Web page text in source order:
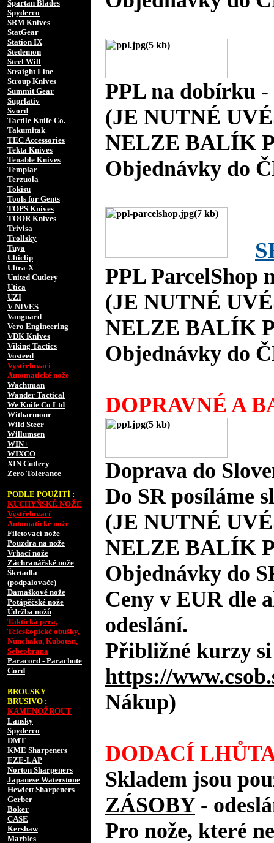
Spartan Blades
Spyderco
SRM Knives
StatGear
Station IX
Stedemon
Steel Will
Straight Line
Stroup Knives
Summit Gear
Suprlativ
Svord
Tactile Knife Co.
Takumitak
TEC Accessories
Tekta Knives
Tenable Knives
Templar
Terzuola
Tokisu
Tools for Gents
TOPS Knives
TOOR Knives
Trivisa
Trollsky
Tuya
Ulticlip
Ultra-X
United Cutlery
Utica
UZI
V NIVES
Vanguard
Vero Engineering
VDK Knives
Viking Tactics
Vosteed
Vystřelovací
Automatické nože
Wachtman
Wander Tactical
We Knife Co Ltd
Witharmour
Wild Steer
Willumsen
WIN+
WIXCO
XIN Cutlery
Zero Tolerance
PODLE POUŽITÍ :
KUCHYŇSKÉ NOŽE
Vystřelovací
Automatické nože
Filetovací nože
Pouzdra na nože
Vrhací nože
Záchranářské nože
Škrtadla
(podpalovače)
Damaškové nože
Potápěčské nože
Údržba nožů
Taktická pera,
Teleskopické obušky,
Nunchaku, Kubotan,
Sebeobrana
Paracord - Parachute
Cord
BROUSKY
BRUSIVO :
KAMENOŽROUT
Lansky
Spyderco
DMT
KME Sharpeners
EZE-LAP
Norton Sharpeners
Japanese Waterstone
Hewlett Sharpeners
Gerber
Boker
CASE
Kershaw
Marbles
PPL na dobírku
(JE NUTNÉ
NELZE BALÍK
Objednávky do
PPL ParcelShop
(JE NUTNÉ
NELZE BALÍK
Objednávky do
DOPRAVNÉ A
Doprava do
Do SR posíláme
(JE NUTNÉ
NELZE BALÍK
Objednávky do
Ceny v EUR dle
odeslání.
Přibližné kurzy si
https://
Nákup)
DODACÍ
Skladem jsou
ZÁSOBY -
Pro nože, které